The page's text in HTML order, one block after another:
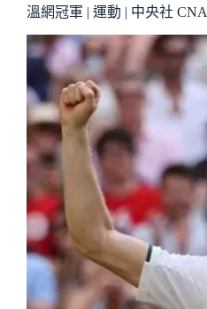
溫網冠軍 | 運動 | 中央社 CNA